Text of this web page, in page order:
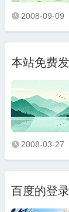
 2008-09-09
本站免费
 2008-03-27
百度的登